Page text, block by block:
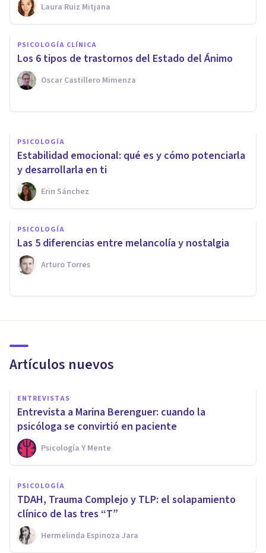
Laura Ruiz Mitjana
PSICOLOGÍA CLÍNICA
Los 6 tipos de trastornos del Estado del Ánimo
Oscar Castillero Mimenza
PSICOLOGÍA CLÍNICA
¿Por qué sufro cambios de
humor? Causas habituales y
posibles enfermedades
PSICOLOGÍA
Estabilidad emocional: qué es y cómo potenciarla
y desarrollarla en ti
Erin Sánchez
PSICOLOGÍA
Las 5 diferencias entre melancolía y nostalgia
Arturo Torres
Artículos nuevos
ENTREVISTAS
Entrevista a Marina Berenguer: cuando la
psicóloga se convirtió en paciente
Psicología Y Mente
PSICOLOGÍA
TDAH, Trauma Complejo y TLP: el solapamiento
clínico de las tres “T”
Hermelinda Espinoza Jara